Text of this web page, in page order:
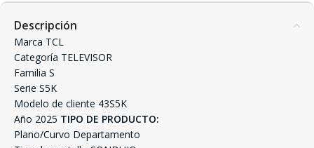
Descripción
Marca TCL
Categoría TELEVISOR
Familia S
Serie S5K
Modelo de cliente 43S5K
Año 2025 TIPO DE PRODUCTO:
Plano/Curvo Departamento